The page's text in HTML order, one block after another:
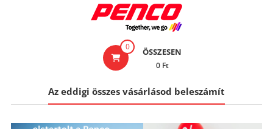
0 ÖSSZESEN
0 Ft
Az eddigi összes vásárlásod beleszámít